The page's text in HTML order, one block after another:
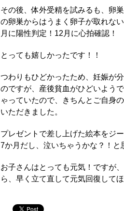
その後、体外受精を試みるも、卵
の卵巣からはうまく卵子が取れな
月に陽性判定！12月に心拍確認！
とっても嬉しかったです！！
つわりもひどかったため、妊娠が
のですが、産後貧血がひどいよう
ゃっていたので、きちんとご自身
いただきました。
プレゼントで差し上げた絵本をジ
7か月だし、泣いちゃうかな？！と
お子さんはとっても元気！ですが
ら、早く立て直して元気回復してほ